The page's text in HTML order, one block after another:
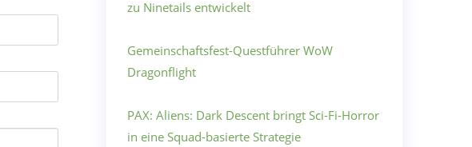
zu Ninetails entwickelt
Gemeinschaftsfest-Questführer WoW
Dragonflight
PAX: Aliens: Dark Descent bringt Sci-Fi-Horror
in eine Squad-basierte Strategie